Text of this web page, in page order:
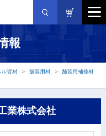
報
ル資材 舗装用材
舗装用補修材
業株式会社